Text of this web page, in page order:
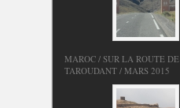
MAROC / SUR LA ROUTE DE
TAROUDANT / MARS 2015